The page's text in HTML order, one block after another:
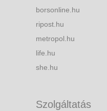
borsonline.hu
ripost.hu
metropol.hu
life.hu
she.hu
Szolgáltatás